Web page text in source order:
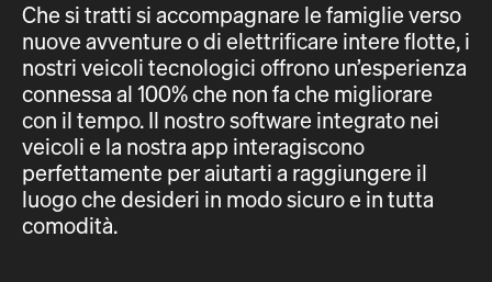
Che si tratti si accompagnare le famiglie verso
nuove avventure o di elettrificare intere flotte, i
nostri veicoli tecnologici offrono un’esperienza
connessa al 100% che non fa che migliorare
con il tempo. Il nostro software integrato nei
veicoli e la nostra app interagiscono
perfettamente per aiutarti a raggiungere il
luogo che desideri in modo sicuro e in tutta
comodità.